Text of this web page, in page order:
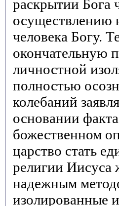
раскрытии Бога
осуществлению
человека Богу.
окончательную
личностной
полностью
колебаний
основании
божественном
царство стать
религии Иисуса
надежным
изолированные